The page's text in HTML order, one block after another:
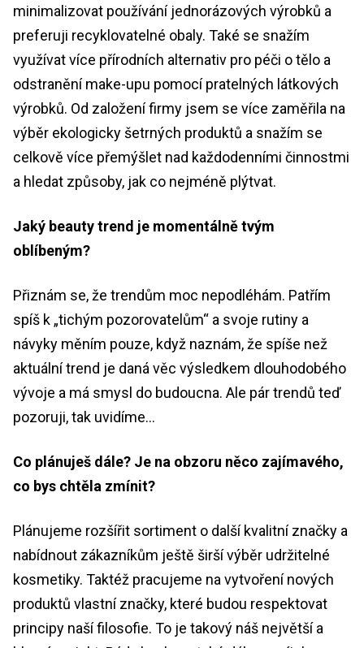
minimalizovat používání jednorázových výrobků a
preferuji recyklovatelné obaly. Také se snažím
využívat více přírodních alternativ pro péči o tělo a
odstranění make-upu pomocí pratelných látkových
výrobků. Od založení firmy jsem se více zaměřila na
výběr ekologicky šetrných produktů a snažím se
celkově více přemýšlet nad každodenními činnostmi
a hledat způsoby, jak co nejméně plýtvat.
Jaký beauty trend je momentálně tvým
oblíbeným?
Přiznám se, že trendům moc nepodléhám. Patřím
spíš k „tichým pozorovatelům“ a svoje rutiny a
návyky měním pouze, když naznám, že spíše než
aktuální trend je daná věc výsledkem dlouhodobého
vývoje a má smysl do budoucna. Ale pár trendů teď
pozoruji, tak uvidíme…
Co plánuješ dále? Je na obzoru něco zajímavého,
co bys chtěla zmínit?
Plánujeme rozšířit sortiment o další kvalitní značky a
nabídnout zákazníkům ještě širší výběr udržitelné
kosmetiky. Taktéž pracujeme na vytvoření nových
produktů vlastní značky, které budou respektovat
principy naší filosofie. To je takový náš největší a